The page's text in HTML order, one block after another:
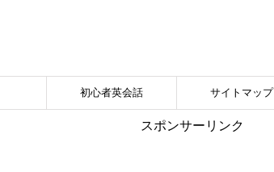
初心者英会話 サイトマップ
スポンサーリンク